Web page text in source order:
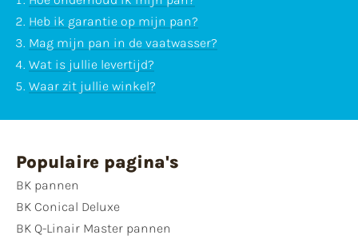
Heb ik garantie op mijn pan?
Mag mijn pan in de vaatwasser?
Wat is jullie levertijd?
Waar zit jullie winkel?
Populaire pagina's
BK pannen
BK Conical Deluxe
BK Q-Linair Master pannen